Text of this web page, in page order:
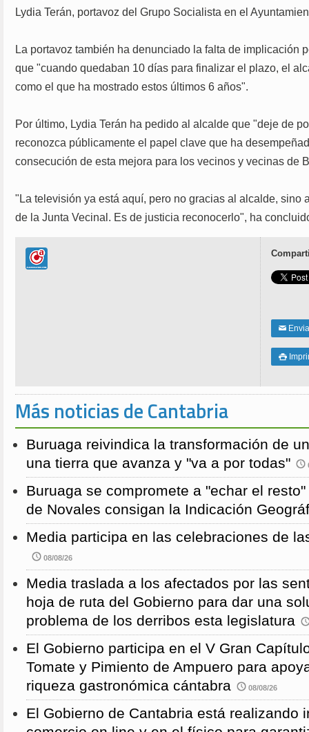
Lydia Terán, portavoz del Grupo Socialista en el
La portavoz también ha denunciado la falta de implicación
que "cuando quedaban 10 días para finalizar el plazo, el
como el que ha mostrado estos últimos 6 años".
Por último, Lydia Terán ha pedido al alcalde que "deje de
reconozca públicamente el papel clave que ha
consecución de esta mejora para los vecinos y vecinas de
"La televisión ya está aquí, pero no gracias al alcalde, sino
de la Junta Vecinal. Es de justicia reconocerlo", ha
✉

Más noticias de Cantabria
Buruaga reivindica la transformación de
una tierra que avanza y "va a por todas"
Buruaga se compromete a "echar el
de Novales consigan la Indicación
Media participa en las celebraciones de
08/08/26
Media traslada a los afectados por las
hoja de ruta del Gobierno para dar una
problema de los derribos esta legislatura
El Gobierno participa en el V Gran
Tomate y Pimiento de Ampuero para
riqueza gastronómica cántabra
08/08/26
El Gobierno de Cantabria está realizando